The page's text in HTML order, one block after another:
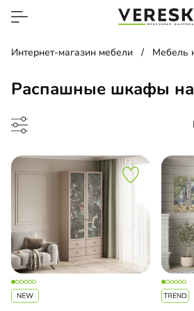
Интернет-магазин мебели Мебель
Распашные шкафы на
шкаф
шкаф